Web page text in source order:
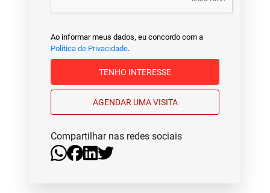
Ao informar meus dados, eu concordo com a
Política de Privacidade.
TENHO INTERESSE
AGENDAR UMA VISITA
Compartilhar nas redes sociais